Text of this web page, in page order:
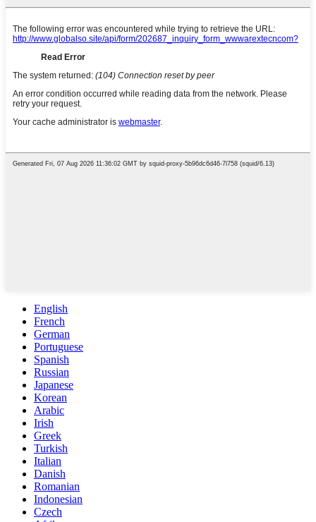
English
French
German
Portuguese
Spanish
Russian
Japanese
Korean
Arabic
Irish
Greek
Turkish
Italian
Danish
Romanian
Indonesian
Czech